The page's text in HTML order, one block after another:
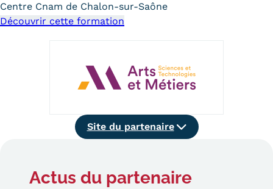
suites de parcours
Alternance
Enseignement à distance
Validation des Acquis de
Site
du
Site du partenaire
Actus du partenaire
Centre Cnam de Chalon-sur-Saône
Découvrir cette formation